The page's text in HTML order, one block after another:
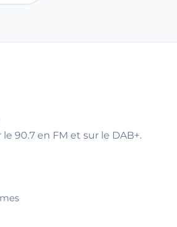
90.7 en FM et sur le DAB+.